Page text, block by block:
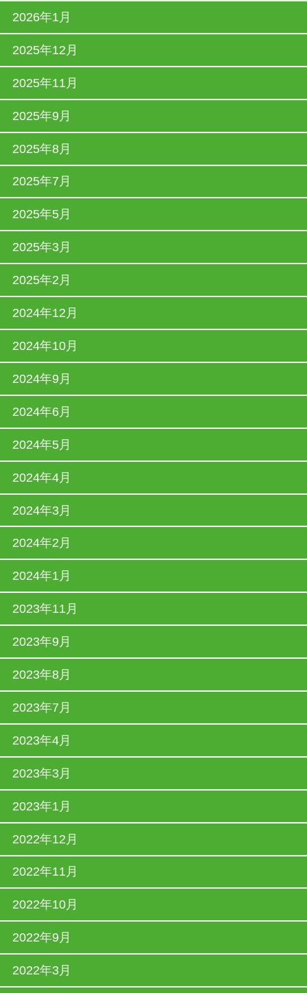
2026年1月
2025年12月
2025年11月
2025年9月
2025年8月
2025年7月
2025年5月
2025年3月
2025年2月
2024年12月
2024年10月
2024年9月
2024年6月
2024年5月
2024年4月
2024年3月
2024年2月
2024年1月
2023年11月
2023年9月
2023年8月
2023年7月
2023年4月
2023年3月
2023年1月
2022年12月
2022年11月
2022年10月
2022年9月
2022年3月